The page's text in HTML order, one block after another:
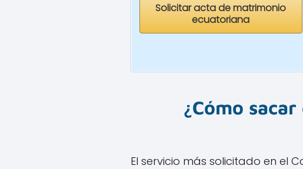
Solicitar acta de matrimonio
ecuatoriana
¿Cómo
El servicio más solicitado en el